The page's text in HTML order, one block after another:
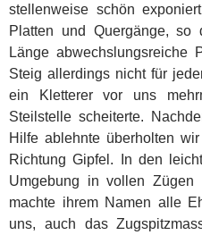
stellenweise schön
Platten und Quergänge, so
Länge abwechslungsreiche
Steig allerdings nicht für
ein Kletterer vor uns
Steilstelle scheiterte.
Hilfe ablehnte überholten
Richtung Gipfel. In den
Umgebung in vollen Zügen
machte ihrem Namen alle
uns, auch das